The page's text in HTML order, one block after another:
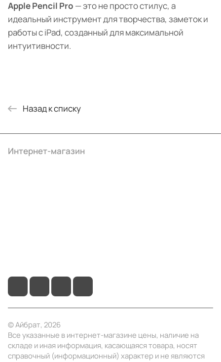
Apple Pencil Pro — это не просто стилус, а
идеальный инструмент для творчества, заметок и
работы с iPad, созданный для максимальной
интуитивности.
Назад к списку
Интернет-магазин
© Айбрат, 2026
Все указанные в интернет-магазине цены, наличие на
складе и иная информация, касающаяся товара, носят
справочный (информационный) характер и не являются